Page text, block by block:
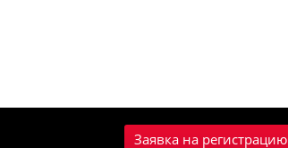
Заявка на регистрацию